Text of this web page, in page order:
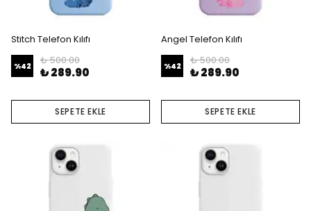
Stitch Telefon Kılıfı
%42 ₺ 500.00
₺ 289.90
SEPETE EKLE
Angel Telefon Kılıfı
%42 ₺ 500.00
₺ 289.90
SEPETE EKLE